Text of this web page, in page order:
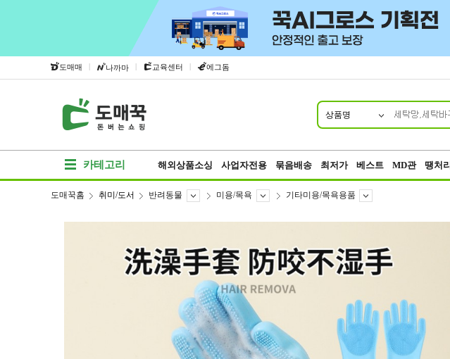
도매매 | 나까마 | 교육센터 | 에그돔
상품명
카테고리 해외상품소싱 사업자전용 묶음배송 최저가 베스트 MD관 땡처리
도매꾹홈 취미/도서 반려동물 미용/목욕 기타미용/목욕용품